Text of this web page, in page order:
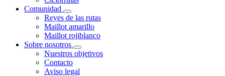
Comunidad
Reyes de las rutas
Maillot amarillo
Maillot rojiblanco
Sobre nosotros
Nuestros objetivos
Contacto
Aviso legal